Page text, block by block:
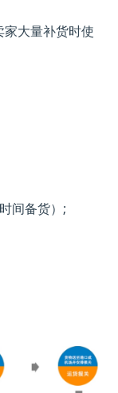
大量补货时使
间备货）;